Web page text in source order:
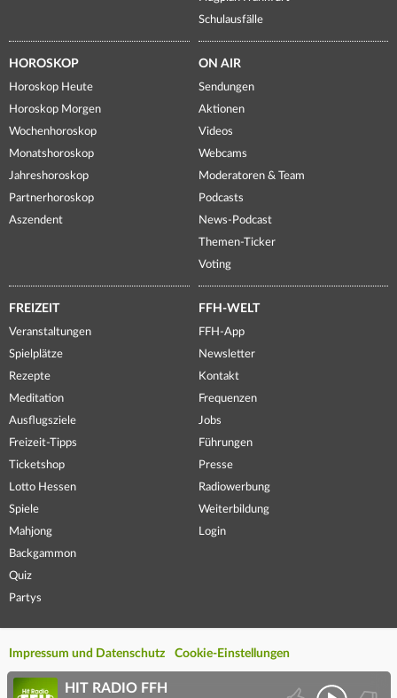
Schulausfälle
HOROSKOP
Horoskop Heute
Horoskop Morgen
Wochenhoroskop
Monatshoroskop
Jahreshoroskop
Partnerhoroskop
Aszendent
ON AIR
Sendungen
Aktionen
Videos
Webcams
Moderatoren & Team
Podcasts
News-Podcast
Themen-Ticker
Voting
FREIZEIT
Veranstaltungen
Spielplätze
Rezepte
Meditation
Ausflugsziele
Freizeit-Tipps
Ticketshop
Lotto Hessen
Spiele
Mahjong
Backgammon
Quiz
Partys
FFH-WELT
FFH-App
Newsletter
Kontakt
Frequenzen
Jobs
Führungen
Presse
Radiowerbung
Weiterbildung
Login
Impressum und Datenschutz Cookie-Einstellungen
HIT RADIO FFH